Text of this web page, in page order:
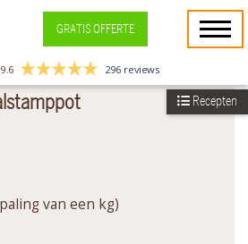
GRATIS OFFERTE
9.6 296 reviews
van een kg)
Recepten